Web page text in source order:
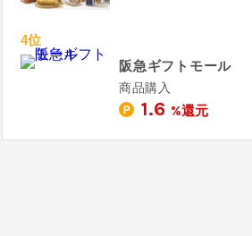
4位
阪急ギフトモール
商品購入
1.6 %還元